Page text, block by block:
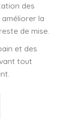
des
la
de mise.
et des
tout